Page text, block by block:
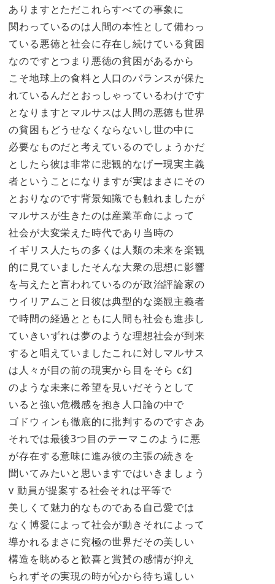
ありますとただこれらすべての事象に
関わっているのは人間の本性として備わっ
ている悪徳と社会に存在し続けている貧困
なのですとつまり悪徳の貧困があるから
こそ地球上の食料と人口のバランスが保た
れているんだとおっしゃっているわけです
となりますとマルサスは人間の悪徳も世界
の貧困もどうせなくならないし世の中に
必要なものだと考えているのでしょうかだ
としたら彼は非常に悲観的なげー現実主義
者ということになりますが実はまさにその
とおりなのです背景知識でも触れましたが
マルサスが生きたのは産業革命によって
社会が大変栄えた時代であり当時の
イギリス人たちの多くは人類の未来を楽観
的に見ていましたそんな大衆の思想に影響
を与えたと言われているのが政治評論家の
ウイリアムこと日彼は典型的な楽観主義者
で時間の経過とともに人間も社会も進歩し
ていきいずれは夢のような理想社会が到来
すると唱えていましたこれに対しマルサス
は人々が目の前の現実から目をそら c幻
のような未来に希望を見いだそうとして
いると強い危機感を抱き人口論の中で
ゴドウィンも徹底的に批判するのですさあ
それでは最後3つ目のテーマこのように悪
が存在する意味に進み彼の主張の続きを
聞いてみたいと思いますではいきましょう
v 動員が提案する社会それは平等で
美しくて魅力的なものである自己愛では
なく博愛によって社会が動きそれによって
導かれるまさに究極の世界だその美しい
構造を眺めると歓喜と賞賛の感情が抑え
られずその実現の時が心から待ち遠しい